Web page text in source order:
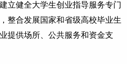
立健全大学生创业指导服务专门
整合发展国家和省级高校毕业生
提供场所、公共服务和资金支